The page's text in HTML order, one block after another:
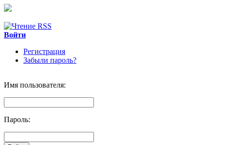
Войти
Регистрация
Забыли пароль?
Имя пользователя:
Пароль: